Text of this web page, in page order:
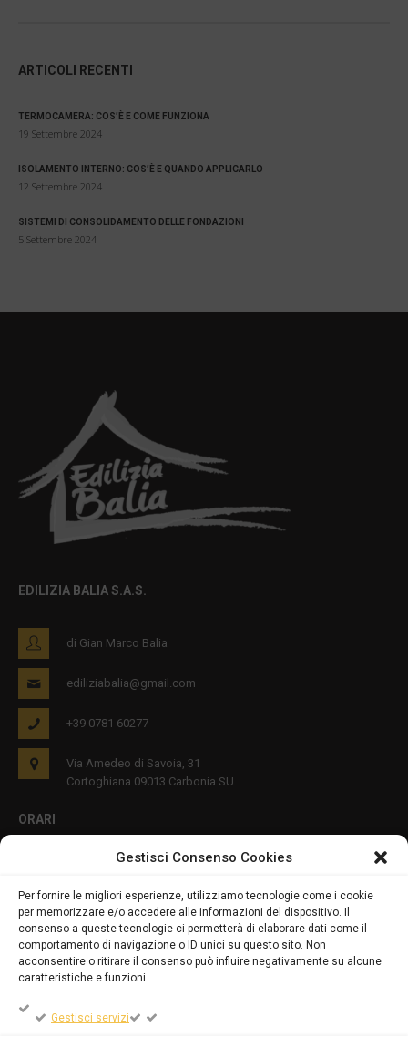
Gestisci Consenso Cookies
Per fornire le migliori esperienze, utilizziamo tecnologie come i cookie
per memorizzare e/o accedere alle informazioni del dispositivo. Il
consenso a queste tecnologie ci permetterà di elaborare dati come il
comportamento di navigazione o ID unici su questo sito. Non
acconsentire o ritirare il consenso può influire negativamente su alcune
caratteristiche e funzioni.
Gestisci servizi
ARTICOLI RECENTI
TERMOCAMERA: COS’È E COME FUNZIONA
19 Settembre 2024
ISOLAMENTO INTERNO: COS’È E QUANDO APPLICARLO
12 Settembre 2024
SISTEMI DI CONSOLIDAMENTO DELLE FONDAZIONI
5 Settembre 2024
EDILIZIA BALIA S.A.S.
di Gian Marco Balia
ediliziabalia@gmail.com
+39 0781 60277
Via Amedeo di Savoia, 31
Cortoghiana 09013 Carbonia SU
ORARI
PRIVACY E COOKIES
DICHIARAZIONE SULLA PRIVACY (UE)
COOKIE POLICY (UE)